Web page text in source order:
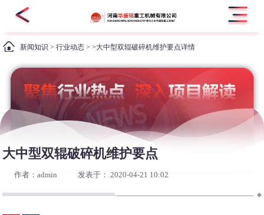
新闻知识 >行业动态 > >大中型双辊破碎机维护要点详情
大中型双辊破碎机维护要点
作者：admin 发表于： 2020-04-21 10:02